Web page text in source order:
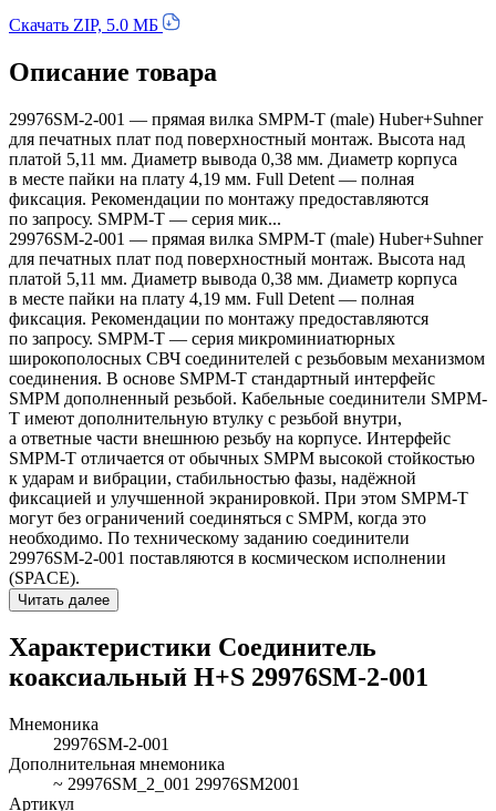
Скачать ZIP, 5.0 МБ
Описание товара
29976SM-2-001 — прямая вилка SMPM-T (male) Huber+Suhner
для печатных плат под поверхностный монтаж. Высота над
платой 5,11 мм. Диаметр вывода 0,38 мм. Диаметр корпуса
в месте пайки на плату 4,19 мм. Full Detent — полная
фиксация. Рекомендации по монтажу предоставляются
по запросу. SMPM-T — серия мик...
29976SM-2-001 — прямая вилка SMPM-T (male) Huber+Suhner
для печатных плат под поверхностный монтаж. Высота над
платой 5,11 мм. Диаметр вывода 0,38 мм. Диаметр корпуса
в месте пайки на плату 4,19 мм. Full Detent — полная
фиксация. Рекомендации по монтажу предоставляются
по запросу. SMPM-T — серия микроминиатюрных
широкополосных СВЧ соединителей с резьбовым механизмом
соединения. В основе SMPM-T стандартный интерфейс
SMPM дополненный резьбой. Кабельные соединители SMPM-
T имеют дополнительную втулку с резьбой внутри,
а ответные части внешнюю резьбу на корпусе. Интерфейс
SMPM-T отличается от обычных SMPM высокой стойкостью
к ударам и вибрации, стабильностью фазы, надёжной
фиксацией и улучшенной экранировкой. При этом SMPM-T
могут без ограничений соединяться с SMPM, когда это
необходимо. По техническому заданию соединители
29976SM-2-001 поставляются в космическом исполнении
(SPACE).
Читать далее
Характеристики Соединитель
коаксиальный H+S 29976SM-2-001
Мнемоника
29976SM-2-001
Дополнительная мнемоника
~ 29976SM_2_001 29976SM2001
Артикул